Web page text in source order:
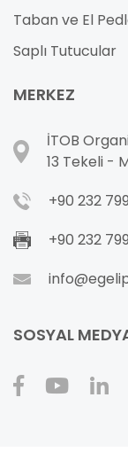
Taban ve El
Saplı Tutucular
MERKEZ
İTOB
13 Tekeli -
+90 232
+90 232
SOSYAL